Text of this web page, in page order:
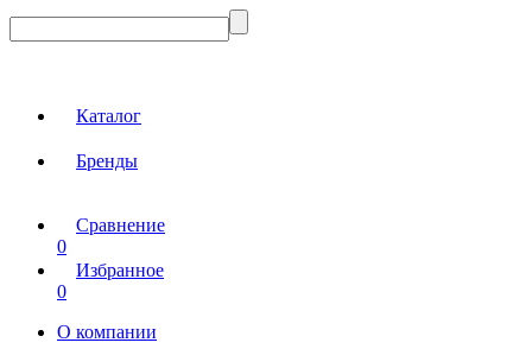
Каталог
Бренды
Сравнение
0
Избранное
0
О компании